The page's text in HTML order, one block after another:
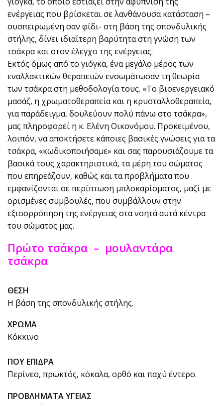
ενέργειας που βρίσκεται σε λανθάνουσα κατάσταση –
συσπειρωμένη σαν φίδι- στη βάση της σπονδυλικής
στήλης, δίνει ιδιαίτερη βαρύτητα στη γνώση των
τσάκρα και στον έλεγχο της ενέργειας.
Εκτός όμως από το γιόγκα, ένα μεγάλο μέρος των
εναλλακτικών θεραπειών ενσωμάτωσαν τη θεωρία
των τσάκρα στη μεθοδολογία τους. «Το βιοενεργειακό
μασάζ, η χρωματοθεραπεία και η κρυσταλλοθεραπεία,
για παράδειγμα, δουλεύουν πολύ πάνω στο τσάκρα»,
μας πληροφορεί η κ. Ελένη Οικονόμου. Προκειμένου,
λοιπόν, να αποκτήσετε κάποιες βασικές γνώσεις για τα
τσάκρα, «κωδικοποιήσαμε» και σας παρουσιάζουμε τα
βασικά τους χαρακτηριστικά, τα μέρη του σώματος
που επηρεάζουν, καθώς και τα προβλήματα που
εμφανίζονται σε περίπτωση μπλοκαρίσματος, μαζί με
ορισμένες συμβουλές, που συμβάλλουν στην
εξισορρόπηση της ενέργειας στα νοητά αυτά κέντρα
του σώματος μας.
Πρώτο τσάκρα – μουλαντάρα
τσάκρα
ΘΕΣΗ
Η βάση της σπονδυλικής στήλης.
ΧΡΩΜΑ
Κόκκινο
ΠΟΥ ΕΠΙΔΡΑ
Περίνεο, πρωκτός, κόκαλα, ορθό και παχύ έντερο.
ΠΡΟΒΛΗΜΑΤΑ ΥΓΕΙΑΣ